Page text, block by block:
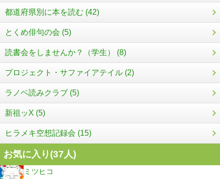
都道府県別に本を読む (42)
とくめ俳句の会 (5)
読書会をしませんか？（学生） (8)
プロジェクト・サファイアテイル (2)
ラノベ読みクラブ (5)
新祖ッX (5)
ヒラメキ空想記録会 (15)
お気に入り(37人)
ミツヒコ